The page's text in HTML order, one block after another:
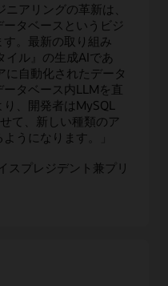
ニアリングの革新は、
タベースというビジ
。最新の取り組み
イル』の生成AIであ
に自動化されたデータ
タベース内LLMを直
、開発者はMySQL
て、新しい種類のア
うになります。」
スプレジデント兼プリ